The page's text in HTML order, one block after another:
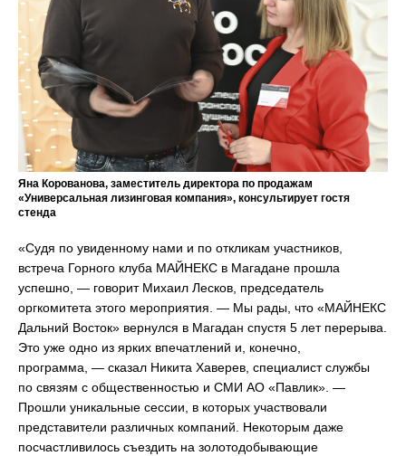
Яна Корованова, заместитель директора по продажам
«Универсальная лизинговая компания», консультирует гостя
стенда
«Судя по увиденному нами и по откликам участников,
встреча Горного клуба МАЙНЕКС в Магадане прошла
успешно, — говорит Михаил Лесков, председатель
оргкомитета этого мероприятия. — Мы рады, что «МАЙНЕКС
Дальний Восток» вернулся в Магадан спустя 5 лет перерыва.
Это уже одно из ярких впечатлений и, конечно,
программа, — сказал Никита Хаверев, специалист службы
по связям с общественностью и СМИ АО «Павлик». —
Прошли уникальные сессии, в которых участвовали
представители различных компаний. Некоторым даже
посчастливилось съездить на золотодобывающие